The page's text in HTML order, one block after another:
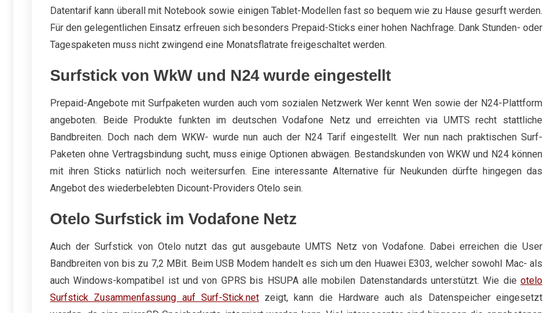
Datentarif kann überall mit Notebook sowie einigen Tablet-Modellen fast so bequem wie zu Hause gesurft werden.
Für den gelegentlichen Einsatz erfreuen sich besonders Prepaid-Sticks einer hohen Nachfrage. Dank Stunden- oder
Tagespaketen muss nicht zwingend eine Monatsflatrate freigeschaltet werden.
Surfstick von WkW und N24 wurde eingestellt
Prepaid-Angebote mit Surfpaketen wurden auch vom sozialen Netzwerk Wer kennt Wen sowie der N24-Plattform
angeboten. Beide Produkte funkten im deutschen Vodafone Netz und erreichten via UMTS recht stattliche
Bandbreiten. Doch nach dem WKW- wurde nun auch der N24 Tarif eingestellt. Wer nun nach praktischen Surf-
Paketen ohne Vertragsbindung sucht, muss einige Optionen abwägen. Bestandskunden von WKW und N24 können
mit ihren Sticks natürlich noch weitersurfen. Eine interessante Alternative für Neukunden dürfte hingegen das
Angebot des wiederbelebten Dicount-Providers Otelo sein.
Otelo Surfstick im Vodafone Netz
Auch der Surfstick von Otelo nutzt das gut ausgebaute UMTS Netz von Vodafone. Dabei erreichen die User
Bandbreiten von bis zu 7,2 MBit. Beim USB Modem handelt es sich um den Huawei E303, welcher sowohl Mac- als
auch Windows-kompatibel ist und von GPRS bis HSUPA alle mobilen Datenstandards unterstützt. Wie die otelo
Surfstick Zusammenfassung auf Surf-Stick.netzeigt, kann die Hardware auch als Datenspeicher eingesetzt